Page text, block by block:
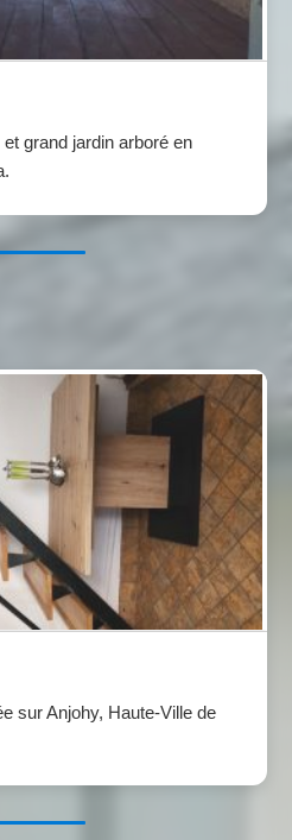
grand jardin arboré en
sur Anjohy, Haute-Ville de